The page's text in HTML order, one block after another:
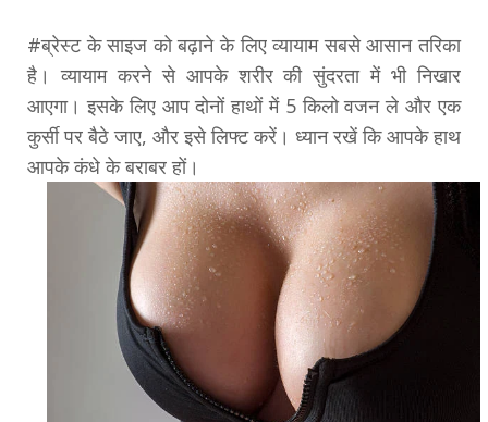
#ब्रेस्ट के साइज को बढ़ाने के लिए व्यायाम सबसे आसान तरिका
है। व्यायाम करने से आपके शरीर की सुंदरता में भी निखार
आएगा। इसके लिए आप दोनों हाथों में 5 किलो वजन ले और एक
कुर्सी पर बैठे जाए, और इसे लिफ्ट करें। ध्यान रखें कि आपके हाथ
आपके कंधे के बराबर हों।